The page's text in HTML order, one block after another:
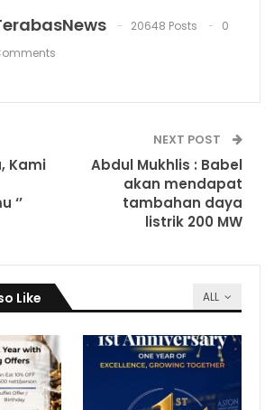
20648 Posts
0
Kami
‘’
NEXT POST
Abdul Mukhlis : Babel
akan mendapat
tambahan daya
listrik 200 MW
ALL
Like